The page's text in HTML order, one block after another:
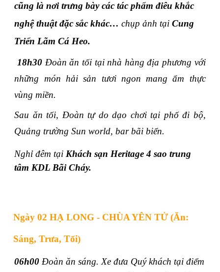
cũng là nơi trưng bày các tác phẩm điêu khắc
nghệ thuật đặc sắc khác…chụp ảnh tại Cung
Triển Lãm Cá Heo.
18h30 Đoàn ăn tối tại nhà hàng địa phương với
những món hải sản tươi ngon mang ẩm thực
vùng miền.
Sau ăn tối, Đoàn tự do dạo chơi tại phố đi bộ,
Quảng trường Sun world, bar bãi biển.
Nghỉ đêm tại Khách sạn Heritage 4 sao trung
tâm KDL Bãi Cháy.
Ngày 02 HẠ LONG - CHÙA YÊN TỬ (Ăn:
Sáng, Trưa, Tối)
06h00Đoàn ăn sáng. Xe đưa Quý khách tại điểm